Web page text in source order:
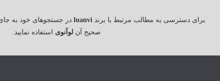
برای دسترسی به مطالب مرتبط با برندluanvi در جستجوهای خود به
صحیح آنلوآنوی استفاده نمایید.